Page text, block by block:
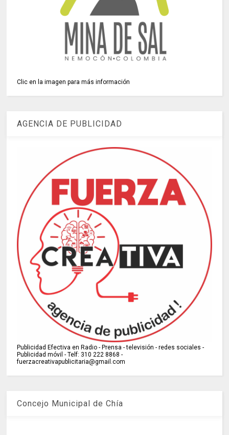
Clic en la imagen para más información
AGENCIA DE PUBLICIDAD
Publicidad Efectiva en Radio - Prensa - televisión - redes sociales -
Publicidad móvil - Telf: 310 222 8868 -
fuerzacreativapublicitaria@gmail.com
Concejo Municipal de Chía